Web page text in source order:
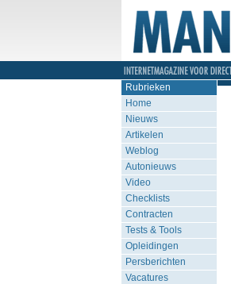
Rubrieken
Home
Nieuws
Artikelen
Weblog
Autonieuws
Video
Checklists
Contracten
Tests & Tools
Opleidingen
Persberichten
Vacatures